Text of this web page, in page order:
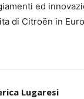
ed
di Citroën in
Lugaresi